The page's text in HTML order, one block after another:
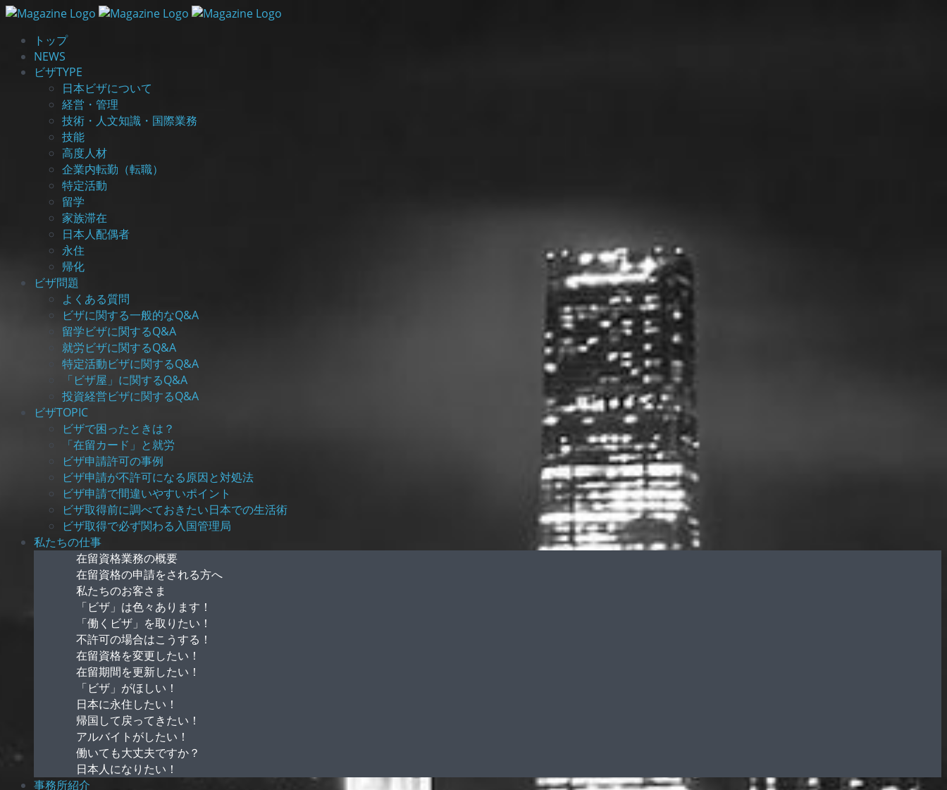
トップ
NEWS
ビザTYPE
日本ビザについて
経営・管理
技術・人文知識・国際業務
技能
高度人材
企業内転勤（転職）
特定活動
留学
家族滞在
日本人配偶者
永住
帰化
ビザ問題
よくある質問
ビザに関する一般的なQ&A
留学ビザに関するQ&A
就労ビザに関するQ&A
特定活動ビザに関するQ&A
「ビザ屋」に関するQ&A
投資経営ビザに関するQ&A
ビザTOPIC
ビザで困ったときは？
「在留カード」と就労
ビザ申請許可の事例
ビザ申請が不許可になる原因と対処法
ビザ申請で間違いやすいポイント
ビザ取得前に調べておきたい日本での生活術
ビザ取得で必ず関わる入国管理局
私たちの仕事
在留資格業務の概要
在留資格の申請をされる方へ
私たちのお客さま
「ビザ」は色々あります！
「働くビザ」を取りたい！
不許可の場合はこうする！
在留資格を変更したい！
在留期間を更新したい！
「ビザ」がほしい！
日本に永住したい！
帰国して戻ってきたい！
アルバイトがしたい！
働いても大丈夫ですか？
日本人になりたい！
事務所紹介